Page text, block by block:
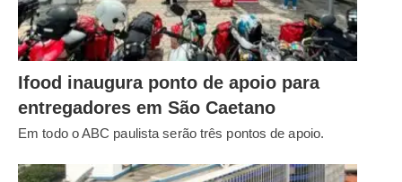
Ifood inaugura ponto de apoio para
entregadores em São Caetano
Em todo o ABC paulista serão três pontos de apoio.